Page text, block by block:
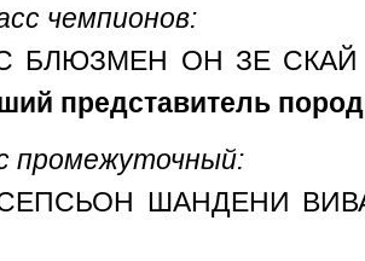
чемпионов:
БЛЮЗМЕН ОН ЗЕ
представитель
промежуточный:
ШАНДЕНИ